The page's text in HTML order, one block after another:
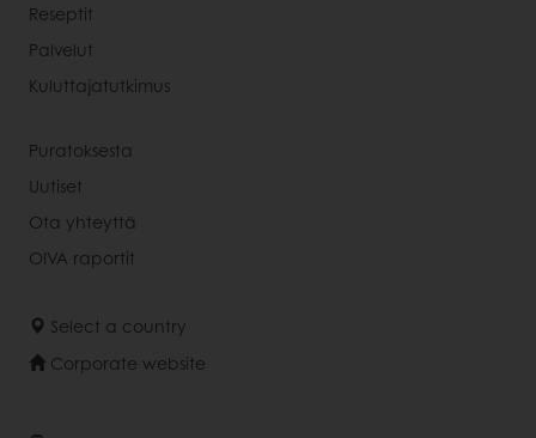
Reseptit
Palvelut
Kuluttajatutkimus
Puratoksesta
Uutiset
Ota yhteyttä
OIVA raportit
Select a country
Corporate website